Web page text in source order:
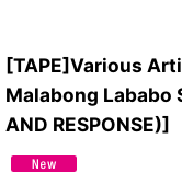
[TAPE]Various
Malabong Lababo
AND RESPONSE)]